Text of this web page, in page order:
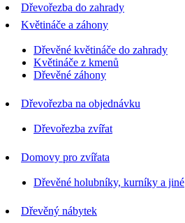
Dřevořezba do zahrady
Květináče a záhony
Dřevěné květináče do zahrady
Květináče z kmenů
Dřevěné záhony
Dřevořezba na objednávku
Dřevořezba zvířat
Domovy pro zvířata
Dřevěné holubníky, kurníky a jiné
Dřevěný nábytek